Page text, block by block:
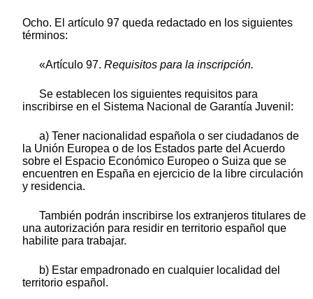
Ocho. El artículo 97 queda redactado en los siguientes
términos:
«Artículo 97. Requisitos para la inscripción.
Se establecen los siguientes requisitos para
inscribirse en el Sistema Nacional de Garantía Juvenil:
a) Tener nacionalidad española o ser ciudadanos de
la Unión Europea o de los Estados parte del Acuerdo
sobre el Espacio Económico Europeo o Suiza que se
encuentren en España en ejercicio de la libre circulación
y residencia.
También podrán inscribirse los extranjeros titulares de
una autorización para residir en territorio español que
habilite para trabajar.
b) Estar empadronado en cualquier localidad del
territorio español.